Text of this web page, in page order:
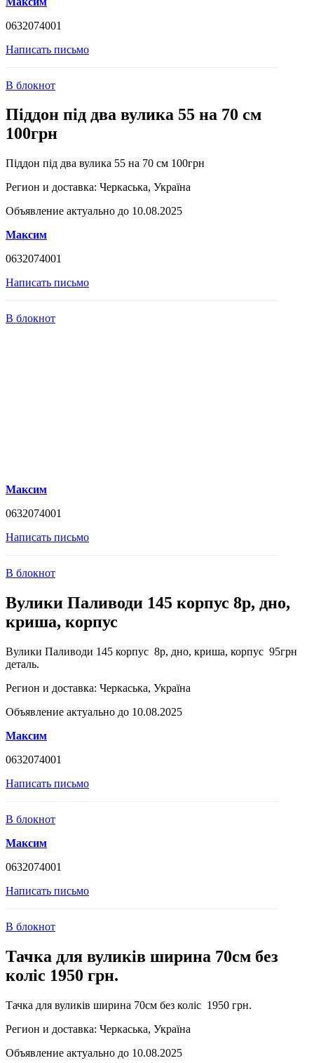
0632074001
Написать письмо
В блокнот
Піддон під два вулика 55 на 70 см
100грн
Піддон під два вулика 55 на 70 см 100грн
Регион и доставка: Черкаська, Україна
Объявление актуально до 10.08.2025
Максим
0632074001
Написать письмо
В блокнот
Максим
0632074001
Написать письмо
В блокнот
Вулики Паливоди 145 корпус 8р, дно,
криша, корпус
Вулики Паливоди 145 корпус 8р, дно, криша, корпус 95грн
деталь.
Регион и доставка: Черкаська, Україна
Объявление актуально до 10.08.2025
Максим
0632074001
Написать письмо
В блокнот
Максим
0632074001
Написать письмо
В блокнот
Тачка для вуликів ширина 70см без
коліс 1950 грн.
Тачка для вуликів ширина 70см без коліс 1950 грн.
Регион и доставка: Черкаська, Україна
Объявление актуально до 10.08.2025